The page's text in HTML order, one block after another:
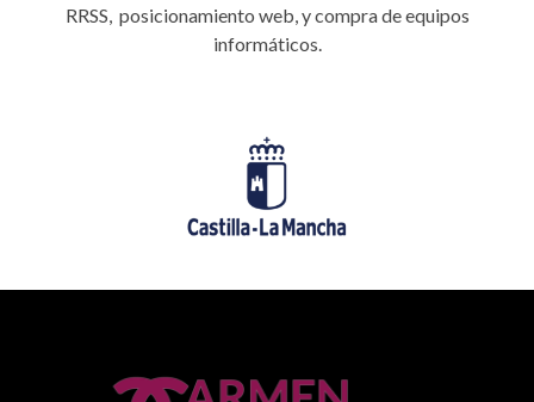
RRSS, posicionamiento web, y compra de equipos
informáticos.